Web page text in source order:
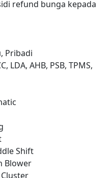
refund bunga kepada
Pribadi
LDA, AHB, PSB, TPMS,
Shift
Blower